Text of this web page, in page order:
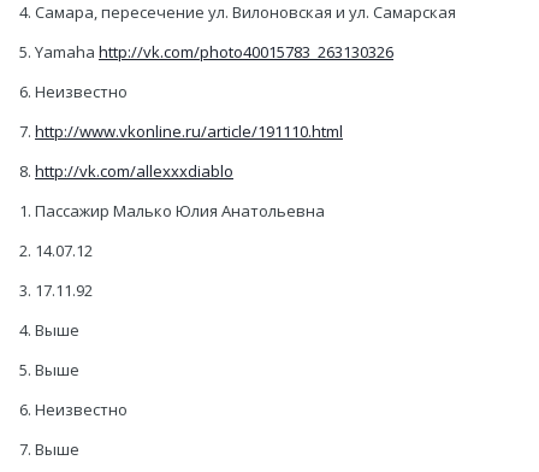
4. Самара, пересечение ул. Вилоновская и ул. Самарская
5. Yamaha http://vk.com/photo40015783_263130326
6. Неизвестно
7. http://www.vkonline.ru/article/191110.html
8. http://vk.com/allexxxdiablo
1. Пассажир Малько Юлия Анатольевна
2. 14.07.12
3. 17.11.92
4. Выше
5. Выше
6. Неизвестно
7. Выше